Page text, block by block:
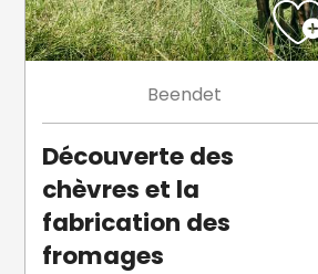
Beendet
Découverte des
chèvres et la
fabrication des
fromages